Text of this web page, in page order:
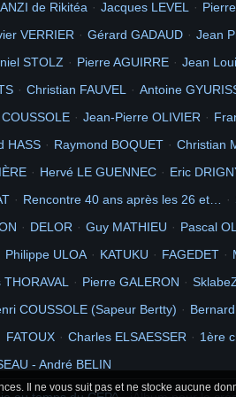
115e CMGA Totégégie 999 Carnet
ne suis je pas belle en tahitienne
Picasa 68 Voir
de Rikitéa Jacques LEVEL
VERRIER Gérard GADAUD Jean
STOLZ Pierre AGUIRRE Jean
Christian FAUVEL Antoine
Jean-Pierre OLIVIER
HASS Raymond BOQUET Christian
Hervé LE GUENNEC Eric
Rencontre 40 ans après les 26 et…
DELOR Guy MATHIEU Pascal
Philippe ULOA KATUKU FAGEDET
Pierre GALERON
COUSSOLE (Sapeur Bertty)
FATOUX Charles ELSAESSER 1ère
- André BELIN
Il ne vous suit pas et ne stocke aucune